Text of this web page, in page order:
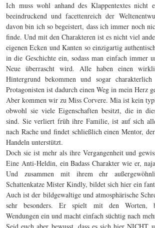
Ich muss wohl anhand des Klappentextes nicht
beeindruckend und facettenreich der
davon bin ich so begeistert, dass ich immer noch
finde. Und mit den Charakteren ist es nicht viel
eigenen Ecken und Kanten so einzigartig
in die Geschichte ein, sodass man einfach immer
Neue überrascht wird. Alle haben einen
Hintergrund bekommen und sogar charakterlich
Protagonisten ist dadurch einen Weg in mein Herz
Aber kommen wir zu Miss Corvere. Mia ist kein
obwohl sie viele Eigenschaften besitzt, die in
sind. Sie verliert früh ihre Familie, ist auf sich
nach Rache und findet schließlich einen Mentor,
Handeln unterstützt.
Doch sie ist mehr als ihre Vergangenheit und
Eine Anti-Heldin, ein Badass Charakter wie er,
Und zusammen mit ihrem ehr
Schattenkatze Mister Kindly, bildet sich hier ein
Auch ist der bildgewaltige und atmosphärische
sehr besonders. Er spielt mit den Worten,
Wendungen ein und macht einfach süchtig nach